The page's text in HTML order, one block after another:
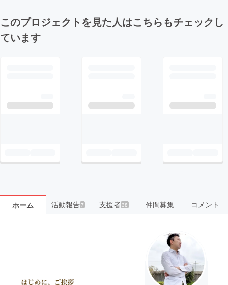
このプロジェクトを見た人はこちらもチェックし
ています
ホーム 活動報告7 支援者38 仲間募集 コメント